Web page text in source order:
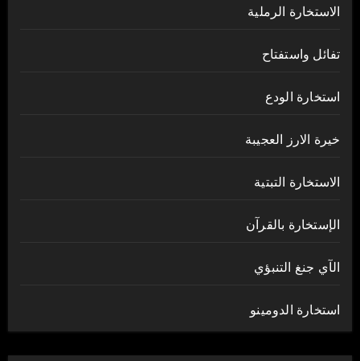
الاستخارة الرملية
تفائل واستفتاح
استخارة الودع
خيرة الارز العجيبة
الاستخارة التبتية
الإستخارة بالقرآن
الآي جنغ التنبؤي
استخارة الدومينو